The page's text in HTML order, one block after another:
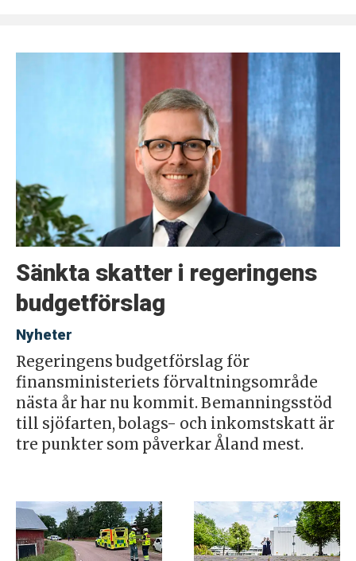
Sänkta skatter i regeringens
budgetförslag
Nyheter
Regeringens budgetförslag för
finansministeriets förvaltningsområde
nästa år har nu kommit. Bemanningsstöd
till sjöfarten, bolags- och inkomstskatt är
tre punkter som påverkar Åland mest.